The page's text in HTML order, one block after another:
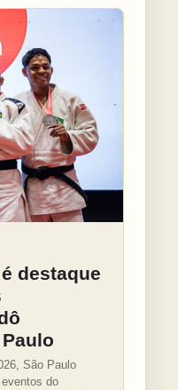
destaque
São Paulo
do